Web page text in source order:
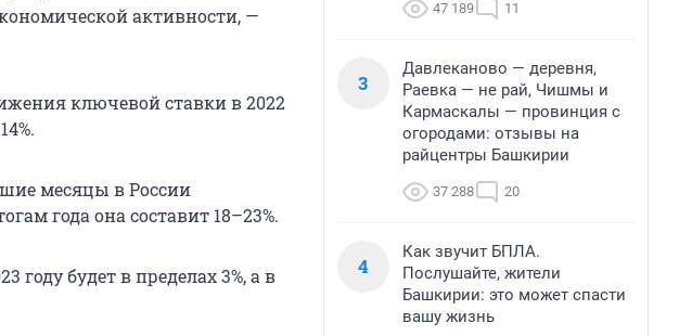
активности, —
ключевой ставки в 2022
месяцы в России
года она составит 18–23%.
будет в пределах 3%, а в
47 189 11
3
Давлеканово — деревня,
Раевка — не рай, Чишмы и
Кармаскалы — провинция с
огородами: отзывы на
райцентры Башкирии
37 288 20
4
Как звучит БПЛА.
Послушайте, жители
Башкирии: это может спасти
вашу жизнь